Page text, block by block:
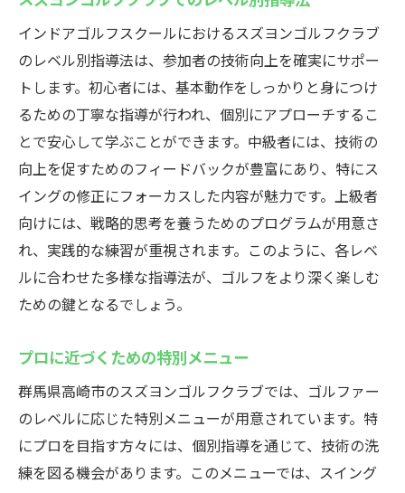
インドアゴルフスクールにおけるスズヨンゴルフクラブ
のレベル別指導法は、参加者の技術向上を確実にサポー
トします。初心者には、基本動作をしっかりと身につけ
るための丁寧な指導が行われ、個別にアプローチするこ
とで安心して学ぶことができます。中級者には、技術の
向上を促すためのフィードバックが豊富にあり、特にス
イングの修正にフォーカスした内容が魅力です。上級者
向けには、戦略的思考を養うためのプログラムが用意さ
れ、実践的な練習が重視されます。このように、各レベ
ルに合わせた多様な指導法が、ゴルフをより深く楽しむ
ための鍵となるでしょう。
プロに近づくための特別メニュー
群馬県高崎市のスズヨンゴルフクラブでは、ゴルファー
のレベルに応じた特別メニューが用意されています。特
にプロを目指す方々には、個別指導を通じて、技術の洗
練を図る機会があります。このメニューでは、スイング